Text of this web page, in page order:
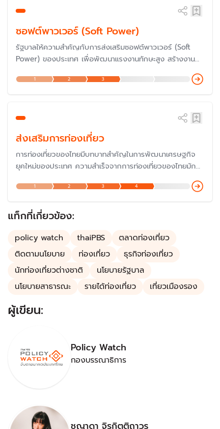
ซอฟต์พาวเวอร์ (Soft Power)
รัฐบาลให้ความสำคัญกับการส่งเสริมซอฟต์พาวเวอร์ (Soft
Power) ของประเทศ เพื่อพัฒนาแรงงานทักษะสูง สร้างงาน
และรายได้ ขยายอุตสาหกรรมเป้าหมาย ส่งเสริมการส่งออก และ
ผลักดันประเทศไทยให้เป็นประเทศชั้นนำของโลกด้านซอฟต์พาว
เวอร์
1 2 3
ส่งเสริมการท่องเที่ยว
การท่องเที่ยวของไทยมีบทบาทสำคัญในการพัฒนาเศรษฐกิจ
ยุคใหม่ของประเทศ ความสำเร็จจากการท่องเที่ยวของไทยมักจะ
เศรษฐกิจภาคบริการ ซึ่งปัจจุบัน มูลค่าทางเศรษฐกิจจากการ
ท่องเที่ยวของไทยมีสัดส่วนสูงมากถึง 20% ของผลิตภัณฑ์
มวลรวมในประเทศ (GDP)
1 2 3 4
แท็กที่เกี่ยวข้อง:
policy watch thaiPBS
ตลาดท่องเที่ยว
ติดตามนโยบาย
ท่องเที่ยว
ธุรกิจท่องเที่ยว
นักท่องเที่ยวต่างชาติ
นโยบายรัฐบาล
นโยบายสาธารณะ
รายได้ท่องเที่ยว เที่ยวเมืองรอง
ผู้เขียน:
Policy Watch
กองบรรณาธิการ
ชญาดา จิรกิตติถาวร